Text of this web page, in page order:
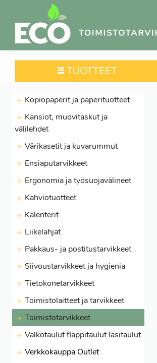
TUOTTEET
Kopiopaperit ja paperituotteet
Kansiot, muovitaskut ja
välilehdet
Värikasetit ja kuvarummut
Ensiaputarvikkeet
Ergonomia ja työsuojavälineet
Kahviotuotteet
Kalenterit
Liikelahjat
Pakkaus- ja postitustarvikkeet
Siivoustarvikkeet ja hygienia
Tietokonetarvikkeet
Toimistolaitteet ja tarvikkeet
Toimistotarvikkeet
Valkotaulut fläppitaulut lasitaulut
Verkkokauppa Outlet